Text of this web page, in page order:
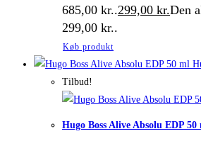
685,00 kr..299,00 kr.Den
299,00 kr..
Køb produkt
Tilbud!
Hugo Boss Alive Absolu EDP 50